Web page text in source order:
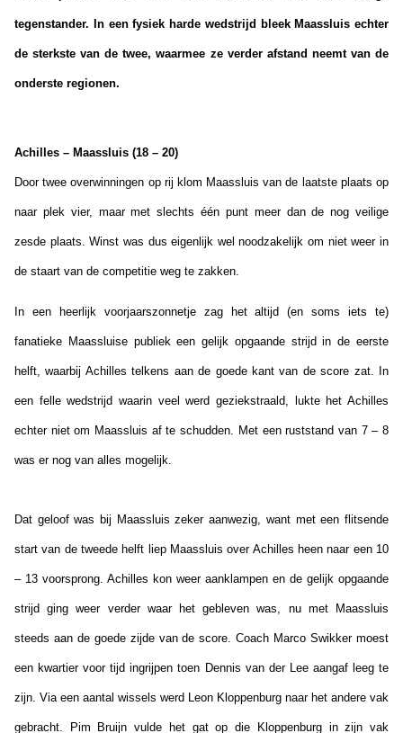
tegenstander. In een fysiek harde wedstrijd bleek Maassluis echter
de sterkste van de twee, waarmee ze verder afstand neemt van de
onderste regionen.
Achilles – Maassluis (18 – 20)
Door twee overwinningen op rij klom Maassluis van de laatste plaats op
naar plek vier, maar met slechts één punt meer dan de nog veilige
zesde plaats. Winst was dus eigenlijk wel noodzakelijk om niet weer in
de staart van de competitie weg te zakken.
In een heerlijk voorjaarszonnetje zag het altijd (en soms iets te)
fanatieke Maassluise publiek een gelijk opgaande strijd in de eerste
helft, waarbij Achilles telkens aan de goede kant van de score zat. In
een felle wedstrijd waarin veel werd geziekstraald, lukte het Achilles
echter niet om Maassluis af te schudden. Met een ruststand van 7 – 8
was er nog van alles mogelijk.
Dat geloof was bij Maassluis zeker aanwezig, want met een flitsende
start van de tweede helft liep Maassluis over Achilles heen naar een 10
– 13 voorsprong. Achilles kon weer aanklampen en de gelijk opgaande
strijd ging weer verder waar het gebleven was, nu met Maassluis
steeds aan de goede zijde van de score. Coach Marco Swikker moest
een kwartier voor tijd ingrijpen toen Dennis van der Lee aangaf leeg te
zijn. Via een aantal wissels werd Leon Kloppenburg naar het andere vak
gebracht. Pim Bruijn vulde het gat op die Kloppenburg in zijn vak